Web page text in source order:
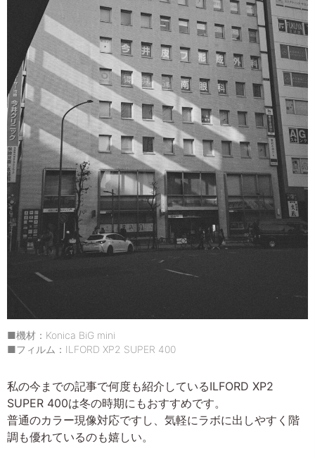
■機材：Konica BiG mini
■フィルム：ILFORD XP2 SUPER 400
私の今までの記事で何度も紹介しているILFORD XP2
SUPER 400は冬の時期にもおすすめです。
普通のカラー現像対応ですし、気軽にラボに出しやすく階
調も優れているのも嬉しい。